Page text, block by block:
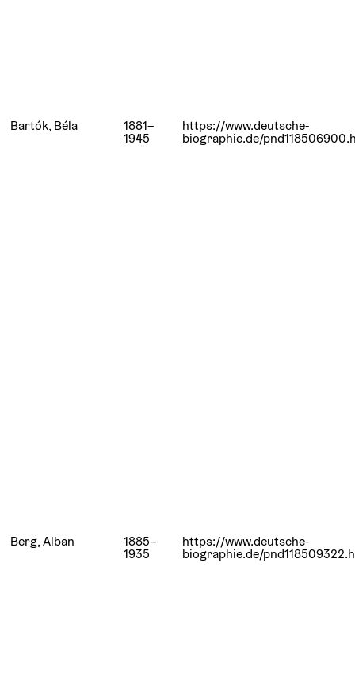
Bartók, Béla 1881–
1945
https://www.deutsche-
biographie.de/
Berg, Alban 1885–
1935
https://www.deutsche-
biographie.de/